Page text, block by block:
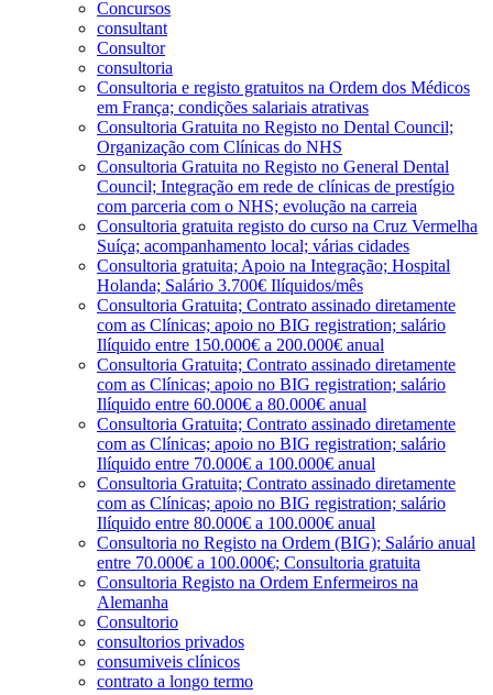
Concursos
consultant
Consultor
consultoria
Consultoria e registo gratuitos na Ordem dos Médicos
em França; condições salariais atrativas
Consultoria Gratuita no Registo no Dental Council;
Organização com Clínicas do NHS
Consultoria Gratuita no Registo no General Dental
Council; Integração em rede de clínicas de prestígio
com parceria com o NHS; evolução na carreia
Consultoria gratuita registo do curso na Cruz Vermelha
Suíça; acompanhamento local; várias cidades
Consultoria gratuita; Apoio na Integração; Hospital
Holanda; Salário 3.700€ Ilíquidos/mês
Consultoria Gratuita; Contrato assinado diretamente
com as Clínicas; apoio no BIG registration; salário
Ilíquido entre 150.000€ a 200.000€ anual
Consultoria Gratuita; Contrato assinado diretamente
com as Clínicas; apoio no BIG registration; salário
Ilíquido entre 60.000€ a 80.000€ anual
Consultoria Gratuita; Contrato assinado diretamente
com as Clínicas; apoio no BIG registration; salário
Ilíquido entre 70.000€ a 100.000€ anual
Consultoria Gratuita; Contrato assinado diretamente
com as Clínicas; apoio no BIG registration; salário
Ilíquido entre 80.000€ a 100.000€ anual
Consultoria no Registo na Ordem (BIG); Salário anual
entre 70.000€ a 100.000€; Consultoria gratuita
Consultoria Registo na Ordem Enfermeiros na
Alemanha
Consultorio
consultorios privados
consumiveis clínicos
contrato a longo termo